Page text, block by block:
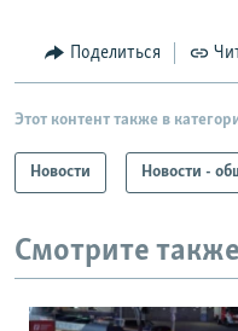
Поделиться
Этот контент также в
Новости Новости -
Смотрите также